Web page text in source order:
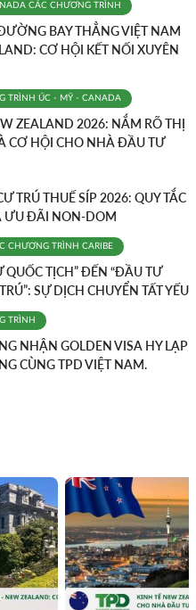
CÁC CHƯƠNG TRÌNH
BAY THẲNG VIỆT NAM
CƠ HỘI KẾT NỐI XUYÊN
TRÌNH ÚC - MỸ - CANADA
ZEALAND 2026: NẮM RÕ THỊ
CƠ HỘI CHO NHÀ ĐẦU TƯ
TRÚ THUẾ SÍP 2026: QUY TẮC
ƯU ĐÃI NON-DOM
CHƯƠNG TRÌNH CARIBE
QUỐC TỊCH” ĐẾN “ĐẦU TƯ
SỰ DỊCH CHUYỂN TẤT YẾU
TRÌNH
NHẬN GOLDEN VISA HY LẠP
CÙNG TPD VIỆT NAM.